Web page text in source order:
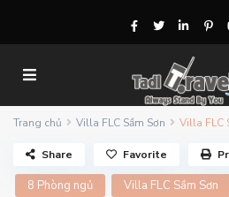
Trang chủ Villa FLC Sầm Sơn Villa FLC
8 Phòng ngủ Villa FLC Sầm Sơn
Share Favorite